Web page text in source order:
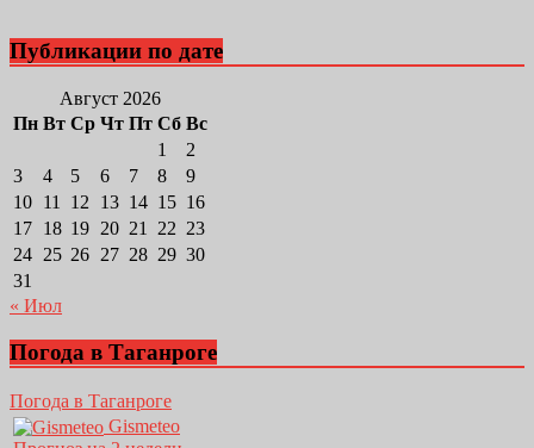
Публикации по дате
Август 2026
Пн Вт Ср Чт Пт Сб Вс
1
2
3
4 5 6 7 8
9
10 11 12 13 14 15 16
17 18 19 20 21 22 23
24 25 26 27 28 29 30
31
« Июл
Погода в Таганроге
Погода в Таганроге
Gismeteo